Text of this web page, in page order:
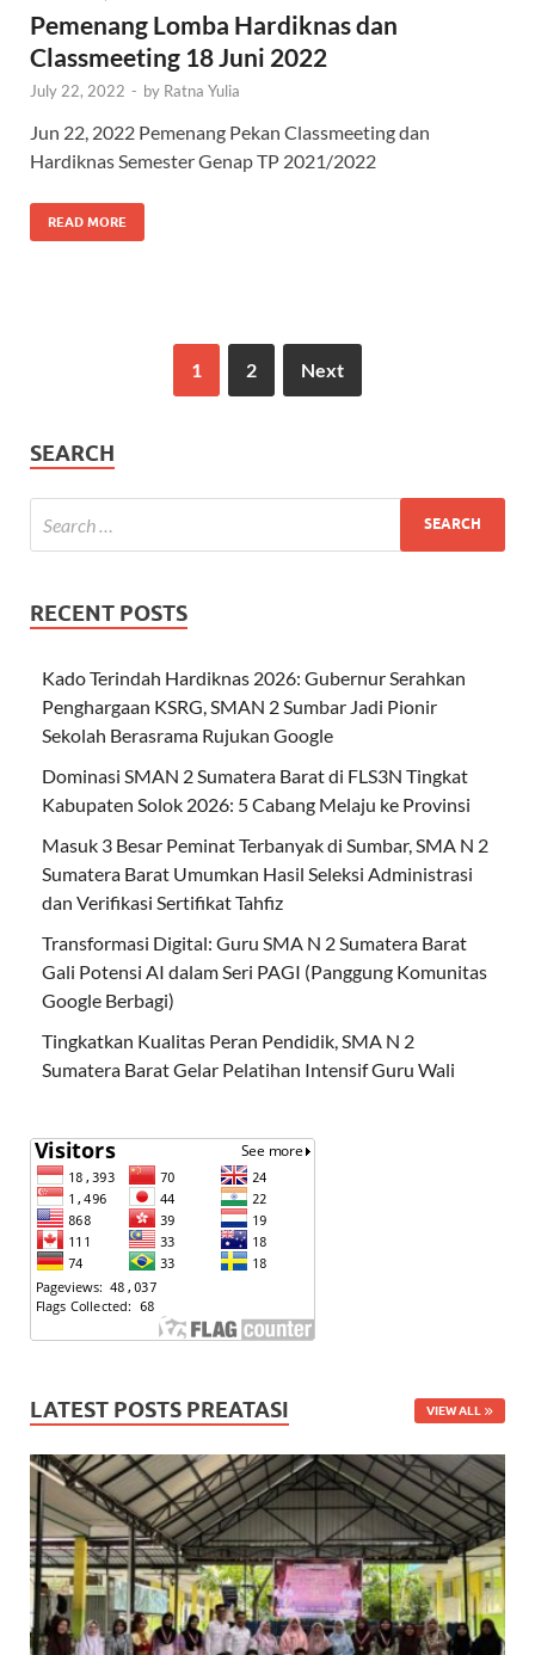
Pemenang Lomba Hardiknas dan
Classmeeting 18 Juni 2022
July 22, 2022 - by Ratna Yulia
Jun 22, 2022 Pemenang Pekan Classmeeting dan
Hardiknas Semester Genap TP 2021/2022
READ MORE
1 2 Next
SEARCH
RECENT POSTS
Kado Terindah Hardiknas 2026: Gubernur Serahkan
Penghargaan KSRG, SMAN 2 Sumbar Jadi Pionir
Sekolah Berasrama Rujukan Google
Dominasi SMAN 2 Sumatera Barat di FLS3N Tingkat
Kabupaten Solok 2026: 5 Cabang Melaju ke Provinsi
Masuk 3 Besar Peminat Terbanyak di Sumbar, SMA N 2
Sumatera Barat Umumkan Hasil Seleksi Administrasi
dan Verifikasi Sertifikat Tahfiz
Transformasi Digital: Guru SMA N 2 Sumatera Barat
Gali Potensi AI dalam Seri PAGI (Panggung Komunitas
Google Berbagi)
Tingkatkan Kualitas Peran Pendidik, SMA N 2
Sumatera Barat Gelar Pelatihan Intensif Guru Wali
LATEST POSTS PREATASI VIEW ALL